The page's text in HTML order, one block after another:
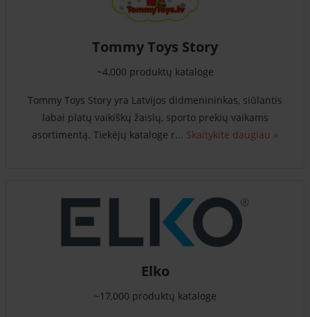
Tommy Toys Story
~4,000 produktų kataloge
Tommy Toys Story yra Latvijos didmenininkas, siūlantis
labai platų vaikiškų žaislų, sporto prekių vaikams
asortimentą. Tiekėjų kataloge r... Skaitykite daugiau »
Elko
~17,000 produktų kataloge